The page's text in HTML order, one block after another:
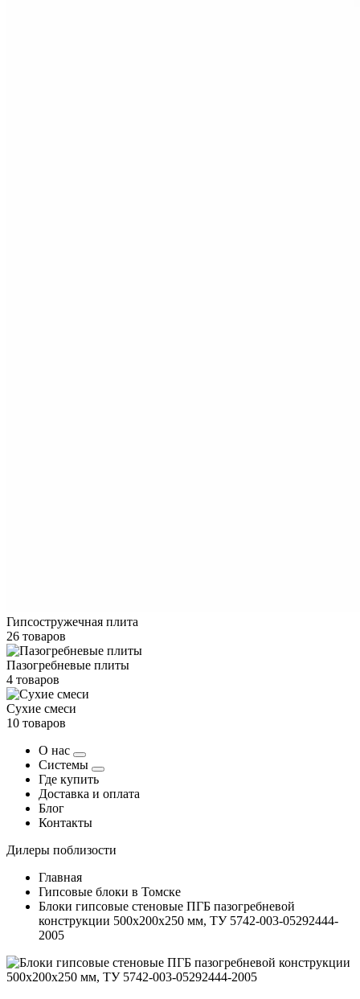
Гипсостружечная плита
26 товаров
Пазогребневые плиты
4 товаров
Сухие смеси
10 товаров
О нас
Системы
Где купить
Доставка и оплата
Блог
Контакты
Дилеры поблизости
Главная
Гипсовые блоки в Томске
Блоки гипсовые стеновые ПГБ пазогребневой
конструкции 500х200х250 мм, ТУ 5742-003-05292444-
2005